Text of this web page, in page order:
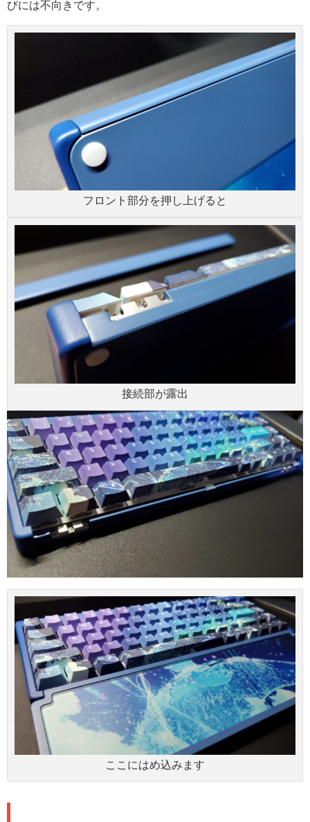
びには不向きです。
フロント部分を押し上げると
接続部が露出
ここにはめ込みます